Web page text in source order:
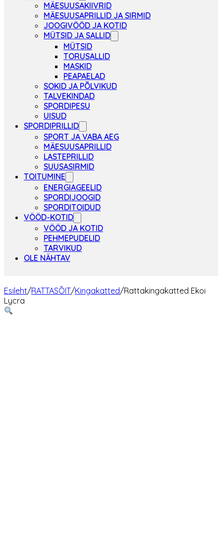
MÄESUUSAKIIVRID
MÄESUUSAPRILLID JA SIRMID
JOOGIVÖÖD JA KOTID
MÜTSID JA SALLID
MÜTSID
TORUSALLID
MASKID
PEAPAELAD
SOKID JA PÕLVIKUD
TALVEKINDAD
SPORDIPESU
UISUD
SPORDIPRILLID
SPORT JA VABA AEG
MÄESUUSAPRILLID
LASTEPRILLID
SUUSASIRMID
TOITUMINE
ENERGIAGEELID
SPORDIJOOGID
SPORDITOIDUD
VÖÖD-KOTID
VÖÖD JA KOTID
PEHMEPUDELID
TARVIKUD
OLE NÄHTAV
Esileht/RATTASÕIT/Kingakatted/Rattakingakatted Ekoi
Lycra